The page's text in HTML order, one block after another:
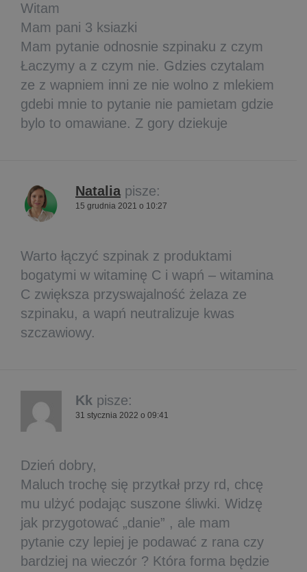
Witam
Mam pani 3 ksiazki
Mam pytanie odnosnie szpinaku z czym
Łaczymy a z czym nie. Gdzies czytalam
ze z wapniem inni ze nie wolno z mlekiem
gdebi mnie to pytanie nie pamietam gdzie
bylo to omawiane. Z gory dziekuje
Natalia pisze:
15 grudnia 2021 o 10:27
Warto łączyć szpinak z produktami
bogatymi w witaminę C i wapń – witamina
C zwiększa przyswajalność żelaza ze
szpinaku, a wapń neutralizuje kwas
szczawiowy.
Kk pisze:
31 stycznia 2022 o 09:41
Dzień dobry,
Maluch trochę się przytkał przy rd, chcę
mu ulżyć podając suszone śliwki. Widzę
jak przygotować „danie” , ale mam
pytanie czy lepiej je podawać z rana czy
bardziej na wieczór ? Która forma będzie